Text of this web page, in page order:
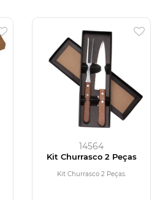
14564
Kit Churrasco 2 Peças
Kit Churrasco 2 Peças.